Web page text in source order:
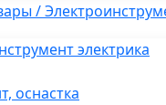
/
электрика
оснастка